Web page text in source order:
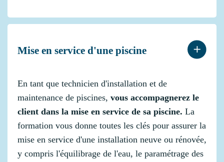
Mise en service d'une piscine
En tant que technicien d'installation et de
maintenance de piscines, vous accompagnerez le
client dans la mise en service de sa piscine. La
formation vous donne toutes les clés pour assurer la
mise en service d'une installation neuve ou rénovée,
y compris l'équilibrage de l'eau, le paramétrage des